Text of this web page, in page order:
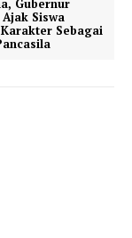
Gubernur
Siswa
Sebagai